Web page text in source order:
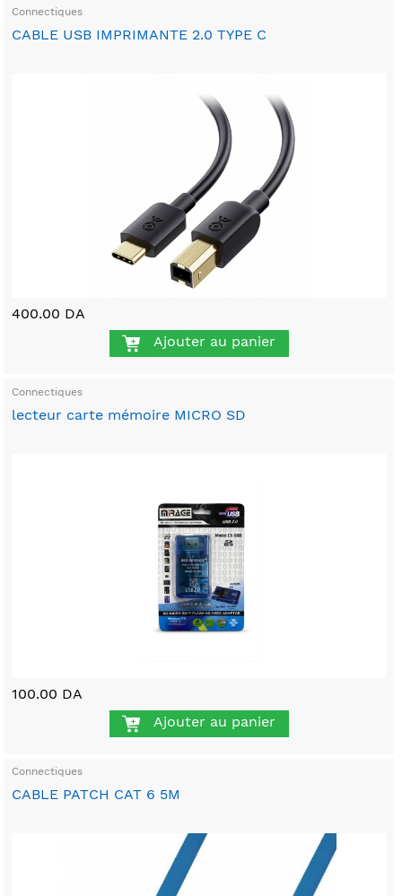
Connectiques
CABLE USB IMPRIMANTE 2.0 TYPE C
400.00 DA
Ajouter au panier
Connectiques
lecteur carte mémoire MICRO SD
100.00 DA
Ajouter au panier
Connectiques
CABLE PATCH CAT 6 5M